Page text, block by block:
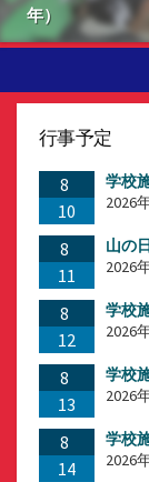
年）
行事予定
8
10
学校
2026
8
11
山の日
2026
8
12
学校
2026
8
13
学校
2026
8
14
学校
2026